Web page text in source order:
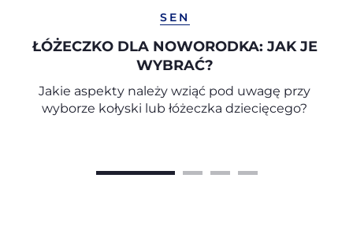
SEN
ŁÓŻECZKO DLA NOWORODKA: JAK JE
WYBRAĆ?
Jakie aspekty należy wziąć pod uwagę przy
wyborze kołyski lub łóżeczka dziecięcego?